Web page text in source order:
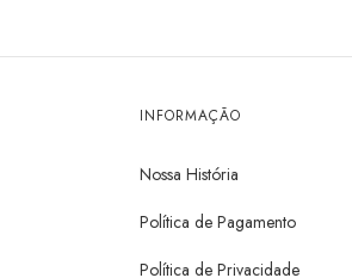
INFORMAÇÃO
Nossa História
Política de Pagamento
Política de Privacidade